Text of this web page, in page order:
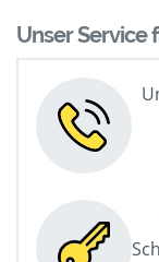
Unser Service